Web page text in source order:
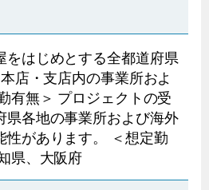
をはじめとする全都道府県
・支店内の事業所およ
有無＞ プロジェクトの受
県各地の事業所および海外
性があります。 ＜想定勤
県、大阪府